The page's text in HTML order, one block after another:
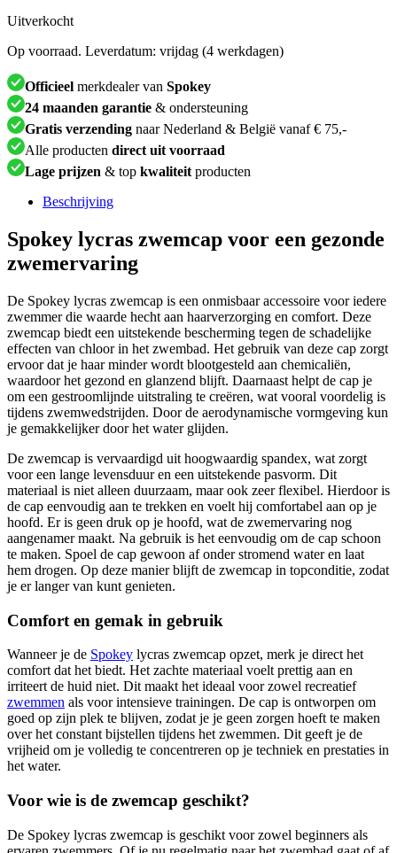
Uitverkocht
Op voorraad. Leverdatum: vrijdag (4 werkdagen)
Officieel merkdealer van Spokey
24 maanden garantie & ondersteuning
Gratis verzending naar Nederland & België vanaf € 75,-
Alle producten direct uit voorraad
Lage prijzen & top kwaliteit producten
Beschrijving
Spokey lycras zwemcap voor een gezonde
zwemervaring
De Spokey lycras zwemcap is een onmisbaar accessoire voor iedere
zwemmer die waarde hecht aan haarverzorging en comfort. Deze
zwemcap biedt een uitstekende bescherming tegen de schadelijke
effecten van chloor in het zwembad. Het gebruik van deze cap zorgt
ervoor dat je haar minder wordt blootgesteld aan chemicaliën,
waardoor het gezond en glanzend blijft. Daarnaast helpt de cap je
om een gestroomlijnde uitstraling te creëren, wat vooral voordelig is
tijdens zwemwedstrijden. Door de aerodynamische vormgeving kun
je gemakkelijker door het water glijden.
De zwemcap is vervaardigd uit hoogwaardig spandex, wat zorgt
voor een lange levensduur en een uitstekende pasvorm. Dit
materiaal is niet alleen duurzaam, maar ook zeer flexibel. Hierdoor is
de cap eenvoudig aan te trekken en voelt hij comfortabel aan op je
hoofd. Er is geen druk op je hoofd, wat de zwemervaring nog
aangenamer maakt. Na gebruik is het eenvoudig om de cap schoon
te maken. Spoel de cap gewoon af onder stromend water en laat
hem drogen. Op deze manier blijft de zwemcap in topconditie, zodat
je er langer van kunt genieten.
Comfort en gemak in gebruik
Wanneer je de Spokey lycras zwemcap opzet, merk je direct het
comfort dat het biedt. Het zachte materiaal voelt prettig aan en
irriteert de huid niet. Dit maakt het ideaal voor zowel recreatief
zwemmen als voor intensieve trainingen. De cap is ontworpen om
goed op zijn plek te blijven, zodat je je geen zorgen hoeft te maken
over het constant bijstellen tijdens het zwemmen. Dit geeft je de
vrijheid om je volledig te concentreren op je techniek en prestaties in
het water.
Voor wie is de zwemcap geschikt?
De Spokey lycras zwemcap is geschikt voor zowel beginners als